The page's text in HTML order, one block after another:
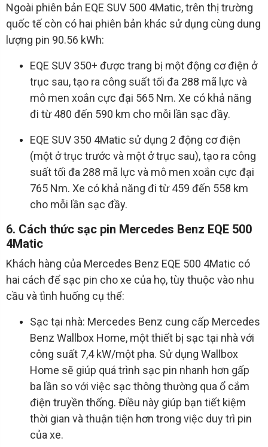
Ngoài phiên bản EQE SUV 500 4Matic, trên thị trường
quốc tế còn có hai phiên bản khác sử dụng cùng dung
lượng pin 90.56 kWh:
EQE SUV 350+ được trang bị một động cơ điện ở
trục sau, tạo ra công suất tối đa 288 mã lực và
mô men xoắn cực đại 565 Nm. Xe có khả năng
đi từ 480 đến 590 km cho mỗi lần sạc đầy.
EQE SUV 350 4Matic sử dụng 2 động cơ điện
(một ở trục trước và một ở trục sau), tạo ra công
suất tối đa 288 mã lực và mô men xoắn cực đại
765 Nm. Xe có khả năng đi từ 459 đến 558 km
cho mỗi lần sạc đầy.
6. Cách thức sạc pin Mercedes Benz EQE 500
4Matic
Khách hàng của Mercedes Benz EQE 500 4Matic có
hai cách để sạc pin cho xe của họ, tùy thuộc vào nhu
cầu và tình huống cụ thể:
Sạc tại nhà: Mercedes Benz cung cấp Mercedes
Benz Wallbox Home, một thiết bị sạc tại nhà với
công suất 7,4 kW/một pha. Sử dụng Wallbox
Home sẽ giúp quá trình sạc pin nhanh hơn gấp
ba lần so với việc sạc thông thường qua ổ cắm
điện truyền thống. Điều này giúp bạn tiết kiệm
thời gian và thuận tiện hơn trong việc duy trì pin
của xe.